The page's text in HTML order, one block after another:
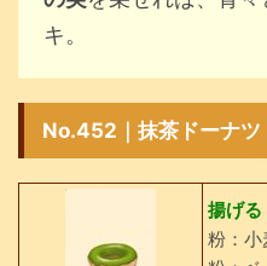
キ。
No.452｜抹茶ドーナツ
揚げる
粉：小